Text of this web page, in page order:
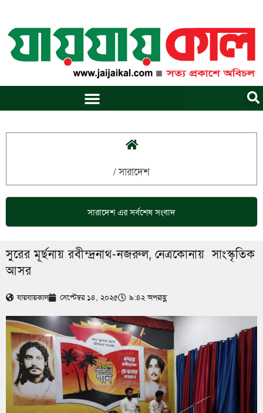
content
/সারাদেশ
সারাদেশএর সর্বশেষ সংবাদ
সুরের মূর্ছনায় রবীন্দ্রনাথ-নজরুল, নেত্রকোনায় সাংস্কৃতিক
আসর
যায়যায়কাল সেপ্টেম্বর ১৪, ২০২৫ ৯:৪২ অপরাহ্ণ